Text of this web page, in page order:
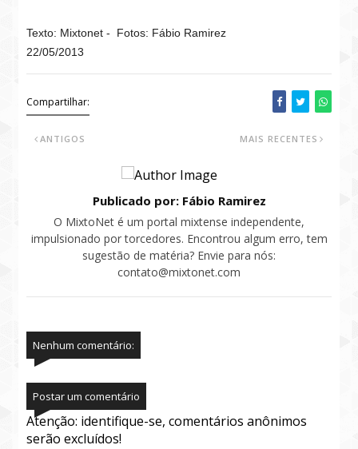
Texto: Mixtonet - Fotos: Fábio Ramirez
22/05/2013
Compartilhar:
MAIS RECENTES
ANTIGOS
Publicado por: Fábio Ramirez
O MixtoNet é um portal mixtense independente,
impulsionado por torcedores. Encontrou algum erro, tem
sugestão de matéria? Envie para nós:
contato@mixtonet.com
Nenhum comentário:
Postar um comentário
Atenção: identifique-se, comentários anônimos
serão excluídos!